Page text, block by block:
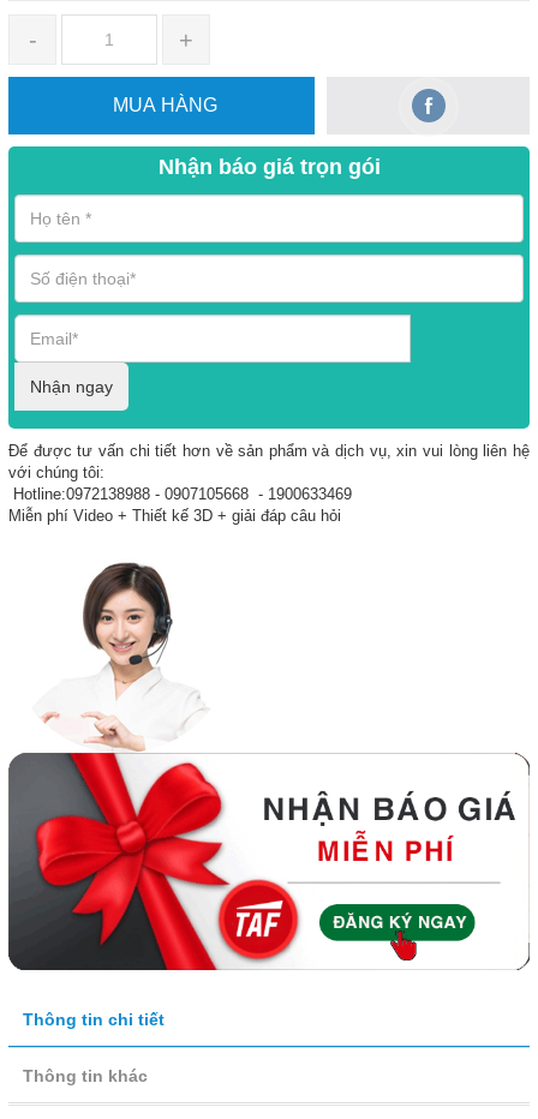
- +
MUA HÀNG
Nhận báo giá trọn gói
Nhận ngay
Để được tư vấn chi tiết hơn về sản phẩm và dịch vụ, xin vui lòng liên hệ
với chúng tôi:
Hotline:0972138988 - 0907105668 - 1900633469
Miễn phí Video + Thiết kế 3D + giải đáp câu hỏi
Thông tin chi tiết
Thông tin khác